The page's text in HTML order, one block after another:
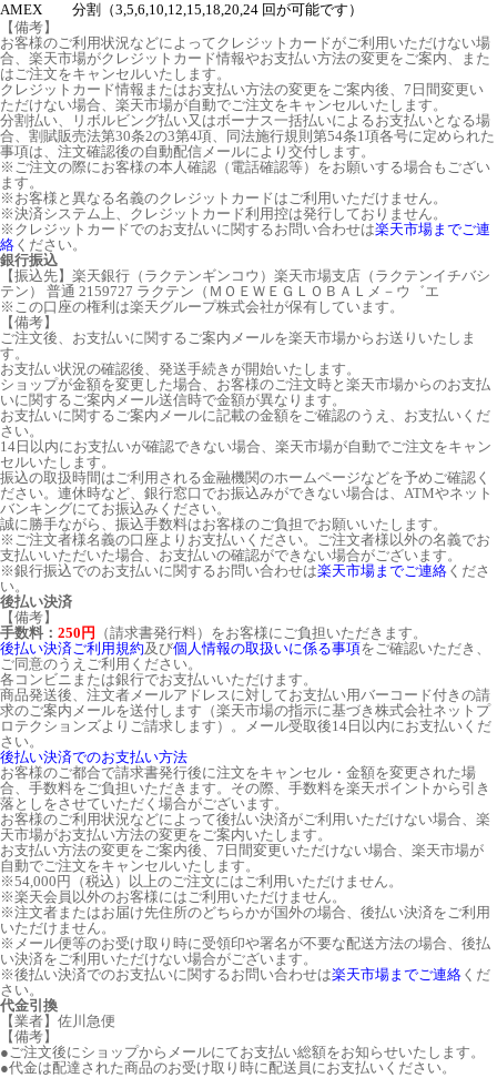
AMEX
分割（3,5,6,10,12,15,18,20,24 回が可能です）
【備考】
お客様のご利用状況などによってクレジットカードがご利用いただけない場
合、楽天市場がクレジットカード情報やお支払い方法の変更をご案内、また
はご注文をキャンセルいたします。
クレジットカード情報またはお支払い方法の変更をご案内後、7日間変更い
ただけない場合、楽天市場が自動でご注文をキャンセルいたします。
分割払い、リボルビング払い又はボーナス一括払いによるお支払いとなる場
合、割賦販売法第30条2の3第4項、同法施行規則第54条1項各号に定められた
事項は、注文確認後の自動配信メールにより交付します。
※ご注文の際にお客様の本人確認（電話確認等）をお願いする場合もござい
ます。
※お客様と異なる名義のクレジットカードはご利用いただけません。
※決済システム上、クレジットカード利用控は発行しておりません。
※クレジットカードでのお支払いに関するお問い合わせは楽天市場までご連
絡 ください。
銀行振込
【振込先】楽天銀行（ラクテンギンコウ）楽天市場支店（ラクテンイチバシ
テン） 普通 2159727 ラクテン（ＭＯＥＷＥＧＬＯＢＡＬメ－ウ゛エ
※この口座の権利は楽天グループ株式会社が保有しています。
【備考】
ご注文後、お支払いに関するご案内メールを楽天市場からお送りいたしま
す。
お支払い状況の確認後、発送手続きが開始いたします。
ショップが金額を変更した場合、お客様のご注文時と楽天市場からのお支払
いに関するご案内メール送信時で金額が異なります。
お支払いに関するご案内メールに記載の金額をご確認のうえ、お支払いくだ
さい。
14日以内にお支払いが確認できない場合、楽天市場が自動でご注文をキャン
セルいたします。
振込の取扱時間はご利用される金融機関のホームページなどを予めご確認く
ださい。連休時など、銀行窓口でお振込みができない場合は、ATMやネット
バンキングにてお振込みください。
誠に勝手ながら、振込手数料はお客様のご負担でお願いいたします。
※ご注文者様名義の口座よりお支払いください。ご注文者様以外の名義でお
支払いいただいた場合、お支払いの確認ができない場合がございます。
※銀行振込でのお支払いに関するお問い合わせは楽天市場までご連絡 くださ
い。
後払い決済
【備考】
手数料： 250円
（請求書発行料）をお客様にご負担いただきます。
後払い決済ご利用規約及び個人情報の取扱いに係る事項をご確認いただき、
ご同意のうえご利用ください。
各コンビニまたは銀行でお支払いいただけます。
商品発送後、注文者メールアドレスに対してお支払い用バーコード付きの請
求のご案内メールを送付します（楽天市場の指示に基づき株式会社ネットプ
ロテクションズよりご請求します）。メール受取後14日以内にお支払いくだ
さい。
後払い決済でのお支払い方法
お客様のご都合で請求書発行後に注文をキャンセル・金額を変更された場
合、手数料をご負担いただきます。その際、手数料を楽天ポイントから引き
落としをさせていただく場合がございます。
お客様のご利用状況などによって後払い決済がご利用いただけない場合、楽
天市場がお支払い方法の変更をご案内いたします。
お支払い方法の変更をご案内後、7日間変更いただけない場合、楽天市場が
自動でご注文をキャンセルいたします。
※54,000円（税込）以上のご注文にはご利用いただけません。
※楽天会員以外のお客様にはご利用いただけません。
※注文者またはお届け先住所のどちらかが国外の場合、後払い決済をご利用
いただけません。
※メール便等のお受け取り時に受領印や署名が不要な配送方法の場合、後払
い決済をご利用いただけない場合がございます。
※後払い決済でのお支払いに関するお問い合わせは楽天市場までご連絡 くだ
さい。
代金引換
【業者】佐川急便
【備考】
●ご注文後にショップからメールにてお支払い総額をお知らせいたします。
●代金は配達された商品のお受け取り時に配送員にお支払いください。